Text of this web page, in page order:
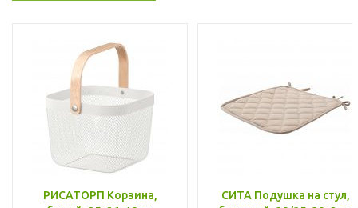
РИСАТОРП Корзина,
СИТА Подушка на стул,